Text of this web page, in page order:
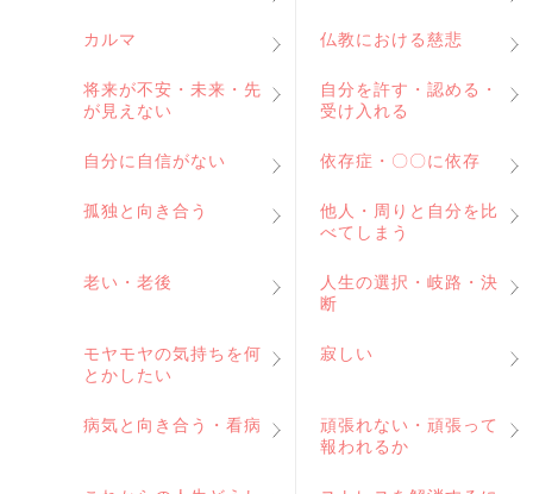
カルマ 仏教における慈悲
将来が不安・未来・先
が見えない
自分を許す・認める・
受け入れる
自分に自信がない 依存症・〇〇に依存
孤独と向き合う
他人・周りと自分を比
べてしまう
老い・老後
人生の選択・岐路・決
断
モヤモヤの気持ちを何
とかしたい
寂しい
病気と向き合う・看病
頑張れない・頑張って
報われるか